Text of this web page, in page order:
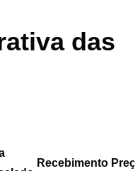
das
Recebimento